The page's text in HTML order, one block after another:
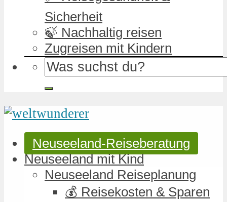
Sicherheit
🍃 Nachhaltig reisen
Zugreisen mit Kindern
Neuseeland-Reiseberatung
Neuseeland mit Kind
Neuseeland Reiseplanung
💰 Reisekosten & Sparen